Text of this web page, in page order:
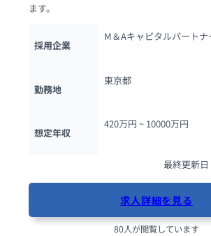
ます。
採用企業
M＆Aキャピタルパートナ
勤務地
東京都
想定年収
420万円 ~ 10000万円
最終更新
求人詳細を見る
80人が閲覧しています